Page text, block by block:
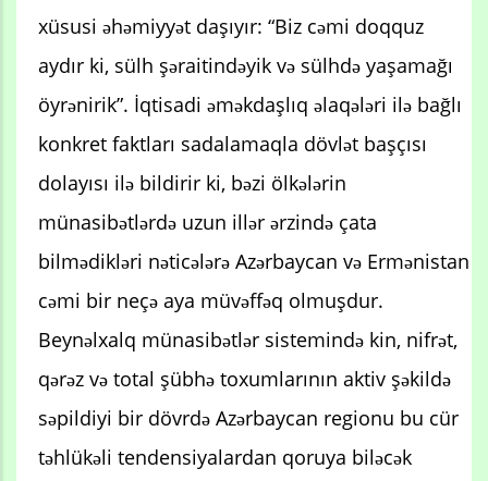
xüsusi əhəmiyyət daşıyır: “Biz cəmi doqquz
aydır ki, sülh şəraitindəyik və sülhdə yaşamağı
öyrənirik”. İqtisadi əməkdaşlıq əlaqələri ilə bağlı
konkret faktları sadalamaqla dövlət başçısı
dolayısı ilə bildirir ki, bəzi ölkələrin
münasibətlərdə uzun illər ərzində çata
bilmədikləri nəticələrə Azərbaycan və Ermənistan
cəmi bir neçə aya müvəffəq olmuşdur.
Beynəlxalq münasibətlər sistemində kin, nifrət,
qərəz və total şübhə toxumlarının aktiv şəkildə
səpildiyi bir dövrdə Azərbaycan regionu bu cür
təhlükəli tendensiyalardan qoruya biləcək